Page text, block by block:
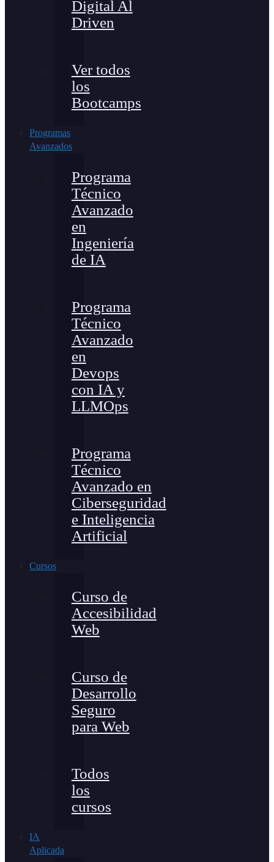
Digital Al
Driven
Ver todos
los
Bootcamps
Programas
Avanzados
Programa
Técnico
Avanzado
en
Ingeniería
de IA
Programa
Técnico
Avanzado
en
Devops
con IA y
LLMOps
Programa
Técnico
Avanzado en
Ciberseguridad
e Inteligencia
Artificial
Cursos
Curso de
Accesibilidad
Web
Curso de
Desarrollo
Seguro
para Web
Todos
los
cursos
IA
Aplicada